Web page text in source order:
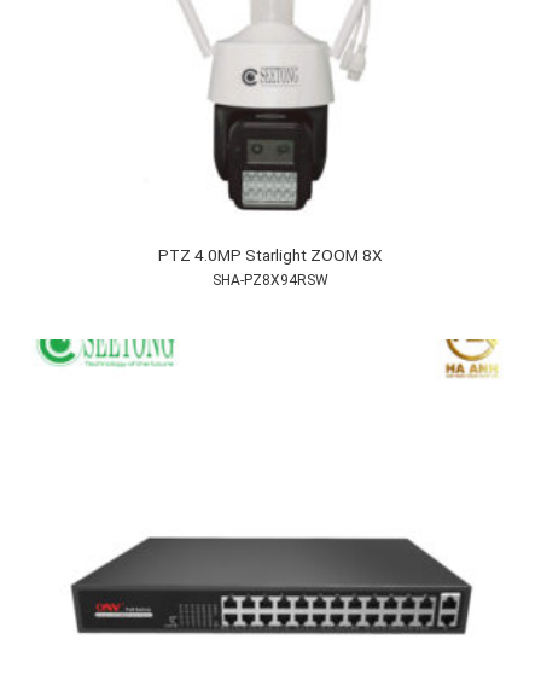
PTZ 4.0MP Starlight ZOOM 8X
SHA-PZ8X94RSW